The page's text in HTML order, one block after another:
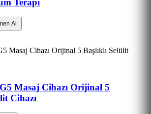
Al
Masaj Cihazı Orijinal 5
Cihazı